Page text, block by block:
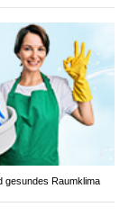
gesundes Raumklima